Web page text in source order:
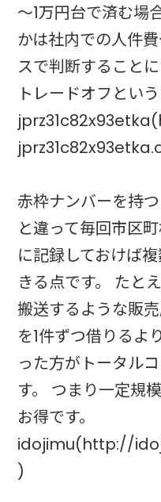
～1万円台で済む場
かは社内での人件
スで判断すること
トレードオフとい
赤枠ナンバーを持
と違って毎回市区
に記録しておけば
きる点です。 たと
搬送するような販
を1件ずつ借りるよ
った方がトータル
す。 つまり一定規
お得です。
idojimu(http://
)